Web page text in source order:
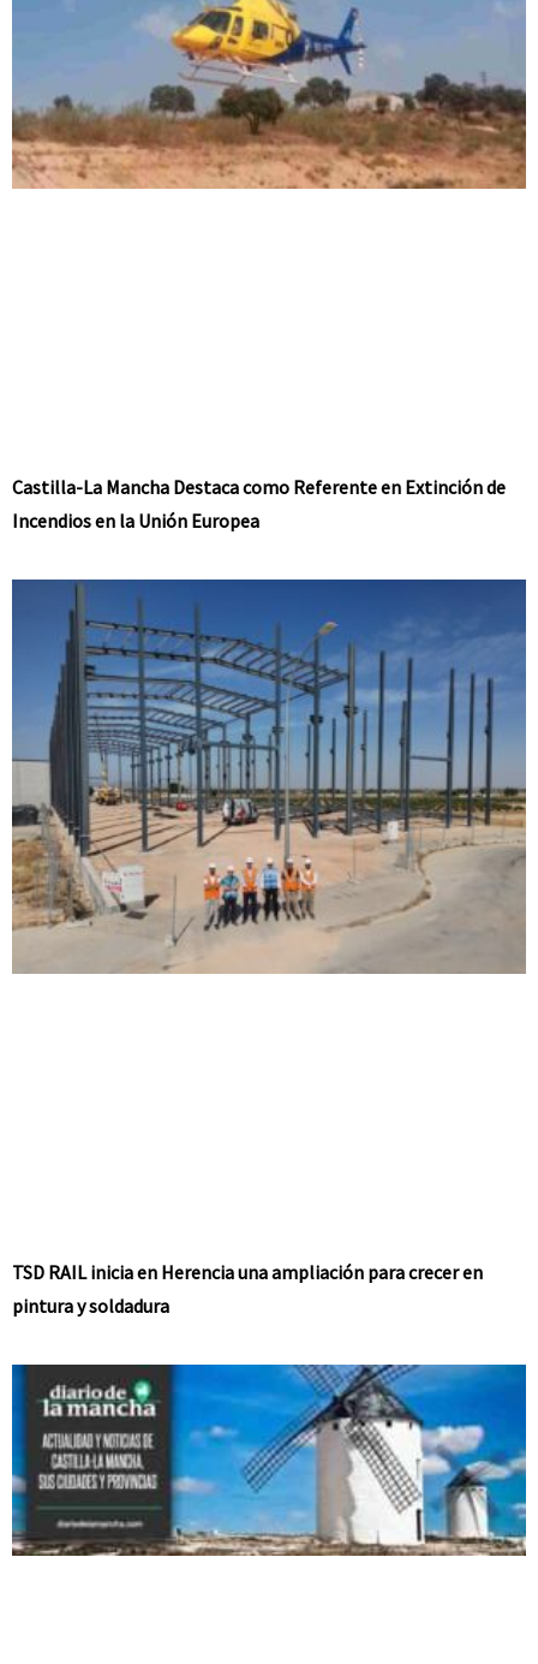
Castilla-La Mancha Destaca como Referente en Extinción de
Incendios en la Unión Europea
TSD RAIL inicia en Herencia una ampliación para crecer en
pintura y soldadura